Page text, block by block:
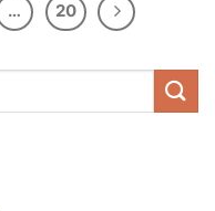
… 20